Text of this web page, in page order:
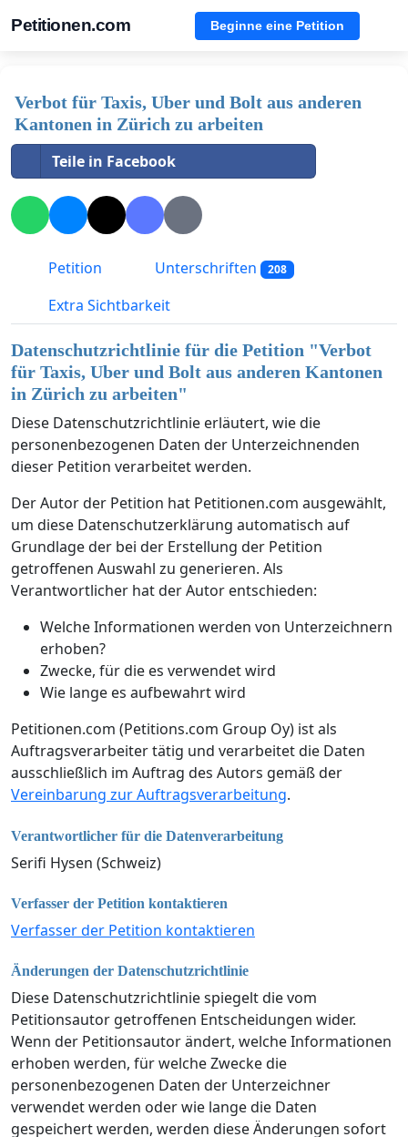
Petitionen.com Beginne eine Petition
Verbot für Taxis, Uber und Bolt aus anderen
Kantonen in Zürich zu arbeiten
Teile in Facebook
Petition Unterschriften 208
Extra Sichtbarkeit
Datenschutzrichtlinie für die Petition "Verbot
für Taxis, Uber und Bolt aus anderen Kantonen
in Zürich zu arbeiten"
Diese Datenschutzrichtlinie erläutert, wie die
personenbezogenen Daten der Unterzeichnenden
dieser Petition verarbeitet werden.
Der Autor der Petition hat Petitionen.com ausgewählt,
um diese Datenschutzerklärung automatisch auf
Grundlage der bei der Erstellung der Petition
getroffenen Auswahl zu generieren. Als
Verantwortlicher hat der Autor entschieden:
Welche Informationen werden von Unterzeichnern
erhoben?
Zwecke, für die es verwendet wird
Wie lange es aufbewahrt wird
Petitionen.com (Petitions.com Group Oy) ist als
Auftragsverarbeiter tätig und verarbeitet die Daten
ausschließlich im Auftrag des Autors gemäß der
Vereinbarung zur Auftragsverarbeitung.
Verantwortlicher für die Datenverarbeitung
Serifi Hysen (Schweiz)
Verfasser der Petition kontaktieren
Verfasser der Petition kontaktieren
Änderungen der Datenschutzrichtlinie
Diese Datenschutzrichtlinie spiegelt die vom
Petitionsautor getroffenen Entscheidungen wider.
Wenn der Petitionsautor ändert, welche Informationen
erhoben werden, für welche Zwecke die
personenbezogenen Daten der Unterzeichner
verwendet werden oder wie lange die Daten
gespeichert werden, werden diese Änderungen sofort